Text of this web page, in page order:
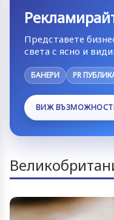
Представете
света с ясно и
БАНЕРИ PR
ВИЖ